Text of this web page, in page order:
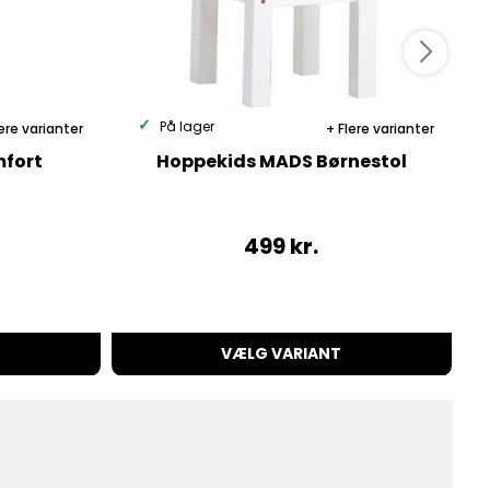
varianter Flere varianter
På lager
Hoppekids MADS Børnestol
499kr.
VÆLG VARIANT